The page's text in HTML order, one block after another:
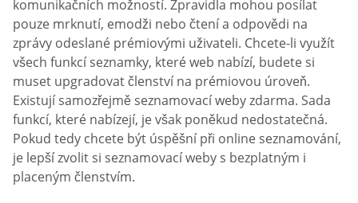
komunikačních možností. Zpravidla mohou posílat
pouze mrknutí, emodži nebo čtení a odpovědi na
zprávy odeslané prémiovými uživateli. Chcete-li využít
všech funkcí seznamky, které web nabízí, budete si
muset upgradovat členství na prémiovou úroveň.
Existují samozřejmě seznamovací weby zdarma. Sada
funkcí, které nabízejí, je však poněkud nedostatečná.
Pokud tedy chcete být úspěšní při online seznamování,
je lepší zvolit si seznamovací weby s bezplatným i
placeným členstvím.